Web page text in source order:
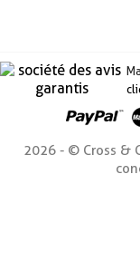
2026 - © Cross &